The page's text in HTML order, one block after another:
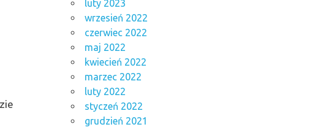
luty 2023
wrzesień 2022
czerwiec 2022
maj 2022
kwiecień 2022
marzec 2022
luty 2022
styczeń 2022
grudzień 2021